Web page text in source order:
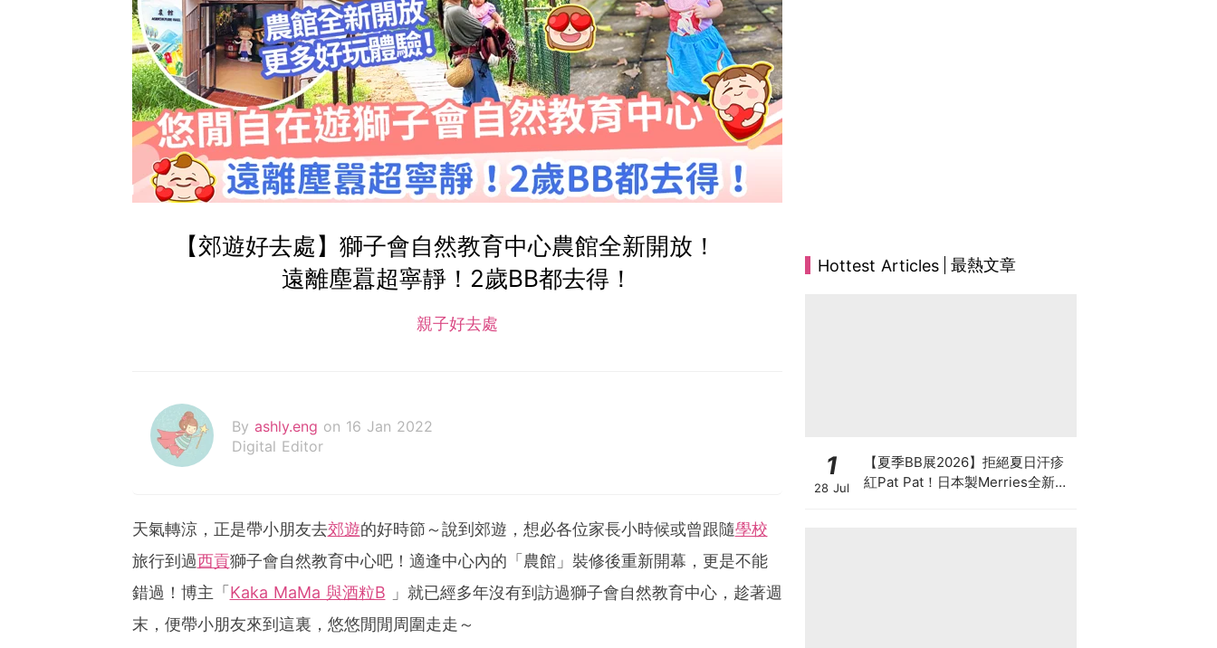
【郊遊好去處】獅子會自然教育中心農館全新開放！
遠離塵囂超寧靜！2歲BB都去得！
親子好去處
By ashly.eng on 16 Jan 2022
Digital Editor
天氣轉涼，正是帶小朋友去郊遊的好時節～說到郊遊，想必各位家長小時候或曾跟隨學校
旅行到過西貢獅子會自然教育中心吧！適逢中心內的「農館」裝修後重新開幕，更是不能
錯過！博主「 Kaka MaMa 與酒粒B 」就已經多年沒有到訪過獅子會自然教育中心，趁著週
末，便帶小朋友來到這裏，悠悠閒閒周圍走走～
Hottest Articles 最熱文章
1
28 Jul
【夏季BB展2026】拒絕夏日汗疹
紅Pat Pat！日本製Merries全新超